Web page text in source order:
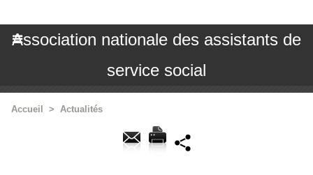
Association nationale des assistants de
service social
Accueil > Actualités